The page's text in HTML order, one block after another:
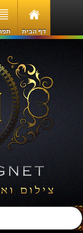
דף הבית